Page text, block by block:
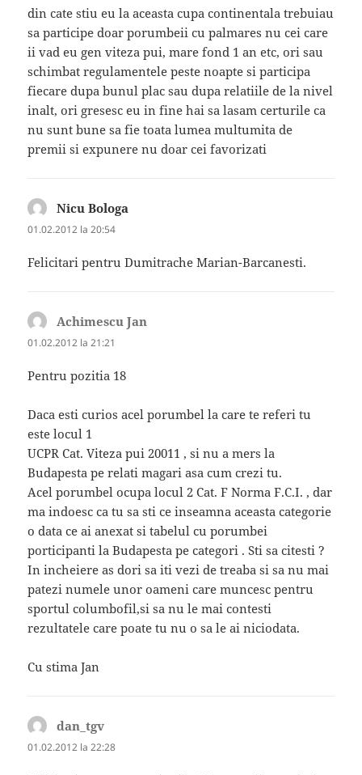
din cate stiu eu la aceasta cupa continentala trebuiau
sa participe doar porumbeii cu palmares nu cei care
ii vad eu gen viteza pui, mare fond 1 an etc, ori sau
schimbat regulamentele peste noapte si participa
fiecare dupa bunul plac sau dupa relatiile de la nivel
inalt, ori gresesc eu in fine hai sa lasam certurile ca
nu sunt bune sa fie toata lumea multumita de
premii si expunere nu doar cei favorizati
Nicu Bologa
01.02.2012 la 20:54
Felicitari pentru Dumitrache Marian-Barcanesti.
Achimescu Jan
01.02.2012 la 21:21
Pentru pozitia 18
Daca esti curios acel porumbel la care te referi tu
este locul 1
UCPR Cat. Viteza pui 20011 , si nu a mers la
Budapesta pe relati magari asa cum crezi tu.
Acel porumbel ocupa locul 2 Cat. F Norma F.C.I. , dar
ma indoesc ca tu sa sti ce inseamna aceasta categorie
o data ce ai anexat si tabelul cu porumbei
porticipanti la Budapesta pe categori . Sti sa citesti ?
In incheiere as dori sa iti vezi de treaba si sa nu mai
patezi numele unor oameni care muncesc pentru
sportul columbofil,si sa nu le mai contesti
rezultatele care poate tu nu o sa le ai niciodata.
Cu stima Jan
dan_tgv
01.02.2012 la 22:28